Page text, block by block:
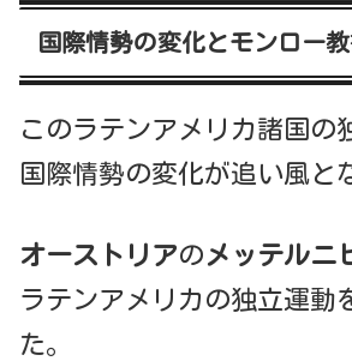
国際情勢の変化とモンロー
このラテンアメリカ諸国の
国際情勢の変化が追い風と
オーストリアの メッテルニ
ラテンアメリカの独立運動
た。